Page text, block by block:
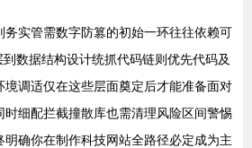
务实管需数字防篡的初始一环往往依赖可
数据结构设计统抓代码链则优先代码及
调适仅在这些层面奠定后才能准备面对
细配拦截撞散库也需清理风险区间警惕
明确你在制作科技网站全路径必定成为主